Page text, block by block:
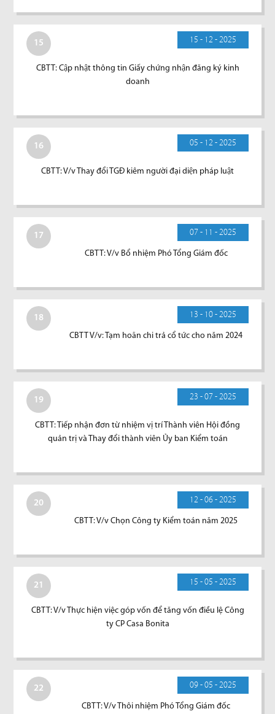
15 15 - 12 - 2025
CBTT: Cập nhật thông tin Giấy chứng nhận đăng ký kinh
doanh
16 05 - 12 - 2025
CBTT: V/v Thay đổi TGĐ kiêm người đại diện pháp luật
17 07 - 11 - 2025
CBTT: V/v Bổ nhiệm Phó Tổng Giám đốc
18 13 - 10 - 2025
CBTT V/v: Tạm hoãn chi trả cổ tức cho năm 2024
19 23 - 07 - 2025
CBTT: Tiếp nhận đơn từ nhiệm vị trí Thành viên Hội đồng
quản trị và Thay đổi thành viên Ủy ban Kiểm toán
20 12 - 06 - 2025
CBTT: V/v Chọn Công ty Kiểm toán năm 2025
21 15 - 05 - 2025
CBTT: V/v Thực hiện việc góp vốn để tăng vốn điều lệ Công
ty CP Casa Bonita
22 09 - 05 - 2025
CBTT: V/v Thôi nhiệm Phó Tổng Giám đốc